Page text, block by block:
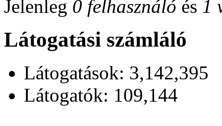
Jelenleg 0 felhasználó és 1
Látogatási számláló
Látogatások: 3,142,395
Látogatók: 109,144